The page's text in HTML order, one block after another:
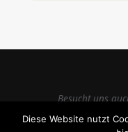
Besucht uns
Diese Website nutzt